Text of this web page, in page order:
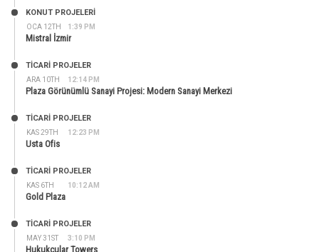
OCA 12TH 1:39 PM
KONUT PROJELERI
Mistral İzmir
ARA 10TH 12:14 PM
TİCARİ PROJELER
Plaza Görünümlü Sanayi Projesi: Modern Sanayi Merkezi
KAS 29TH 12:23 PM
TİCARİ PROJELER
Usta Ofis
KAS 6TH 10:12 AM
TİCARİ PROJELER
Gold Plaza
MAY 31ST 3:10 PM
TİCARİ PROJELER
Hukukçular Towers